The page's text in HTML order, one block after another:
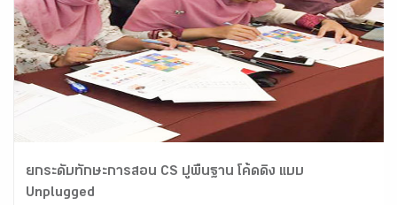
ยกระดับทักษะการสอน CS ปูพื้นฐาน โค้ดดิ้ง แบบ
Unplugged